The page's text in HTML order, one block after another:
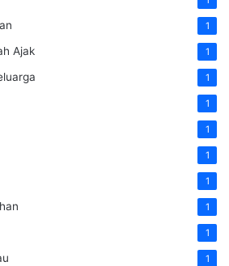
1
Ajak 1
1
1
1
1
1
1
1
1